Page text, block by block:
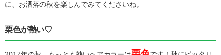
に、お洒落の秋を楽しんでみてくださいね。
栗色が熱い♡